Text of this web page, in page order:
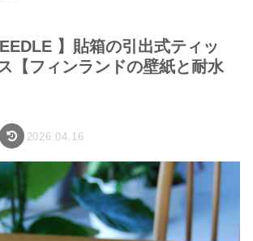
】貼箱の引出式ティッ
【フィンランドの壁紙と耐水
2026.04.16